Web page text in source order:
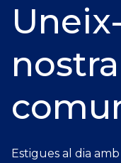
nostra
Estigues al dia